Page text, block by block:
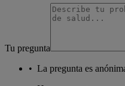
Tu pregunta
• La pregunta es